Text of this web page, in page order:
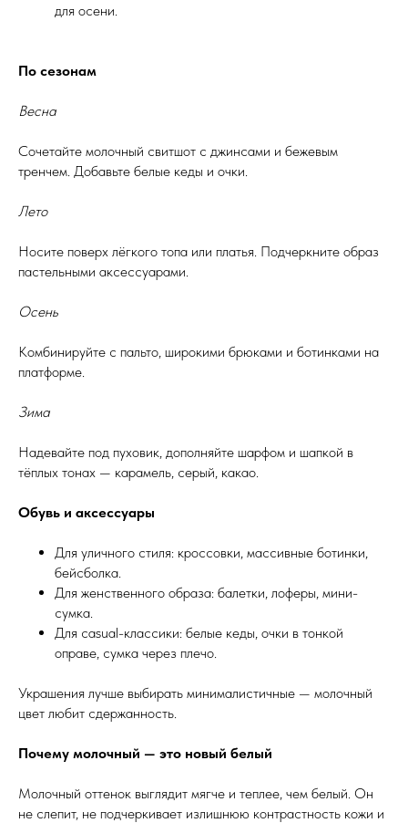
для осени.
По сезонам
Весна
Сочетайте молочный свитшот с джинсами и бежевым
тренчем. Добавьте белые кеды и очки.
Лето
Носите поверх лёгкого топа или платья. Подчеркните образ
пастельными аксессуарами.
Осень
Комбинируйте с пальто, широкими брюками и ботинками на
платформе.
Зима
Надевайте под пуховик, дополняйте шарфом и шапкой в
тёплых тонах — карамель, серый, какао.
Обувь и аксессуары
Для уличного стиля: кроссовки, массивные ботинки,
бейсболка.
Для женственного образа: балетки, лоферы, мини-
сумка.
Для casual-классики: белые кеды, очки в тонкой
оправе, сумка через плечо.
Украшения лучше выбирать минималистичные — молочный
цвет любит сдержанность.
Почему молочный — это новый белый
Молочный оттенок выглядит мягче и теплее, чем белый. Он
не слепит, не подчеркивает излишнюю контрастность кожи и